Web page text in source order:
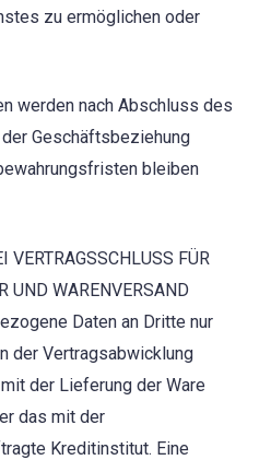
zu ermöglichen oder
werden nach Abschluss des
Geschäftsbeziehung
bleiben
VERTRAGSSCHLUSS FÜR
UND WARENVERSAND
Daten an Dritte nur
der Vertragsabwicklung
der Lieferung der Ware
das mit der
Kreditinstitut. Eine